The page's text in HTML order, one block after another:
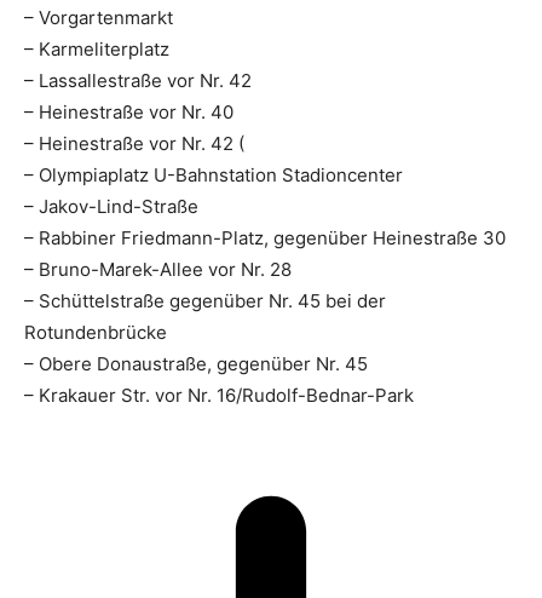
– Vorgartenmarkt
– Karmeliterplatz
– Lassallestraße vor Nr. 42
– Heinestraße vor Nr. 40
– Heinestraße vor Nr. 42 (
– Olympiaplatz U-Bahnstation Stadioncenter
– Jakov-Lind-Straße
– Rabbiner Friedmann-Platz, gegenüber Heinestraße 30
– Bruno-Marek-Allee vor Nr. 28
– Schüttelstraße gegenüber Nr. 45 bei der
Rotundenbrücke
– Obere Donaustraße, gegenüber Nr. 45
– Krakauer Str. vor Nr. 16/Rudolf-Bednar-Park